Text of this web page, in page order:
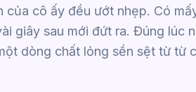
của cô ấy đều ướt nhẹp. Có
giây sau mới đứt ra. Đúng lúc
dòng chất lỏng sền sệt từ từ